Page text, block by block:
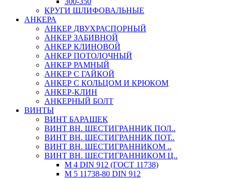
КРУГИ ШЛИФОВАЛЬНЫЕ
АНКЕРА
АНКЕР ДВУХРАСПОРНЫЙ
АНКЕР ЗАБИВНОЙ
АНКЕР КЛИНОВОЙ
АНКЕР ПОТОЛОЧНЫЙ
АНКЕР РАМНЫЙ
АНКЕР С ГАЙКОЙ
АНКЕР С КОЛЬЦОМ И КРЮКОМ
АНКЕР-КЛИН
АНКЕРНЫЙ БОЛТ
ВИНТЫ
ВИНТ БАРАШЕК
ВИНТ ВН. ШЕСТИГРАННИК ПОЛ..
ВИНТ ВН. ШЕСТИГРАННИК ПОТ..
ВИНТ ВН. ШЕСТИГРАННИКОМ ..
ВИНТ ВН. ШЕСТИГРАННИКОМ Ц..
М 4 DIN 912 (ГОСТ 11738)
М 5 11738-80 DIN 912